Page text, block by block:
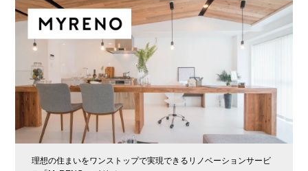
理想の住まいをワンストップで実現できるリノベーションサービ